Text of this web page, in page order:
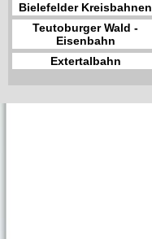
Bielefelder Kreisbahnen
Teutoburger Wald -
Eisenbahn
Extertalbahn